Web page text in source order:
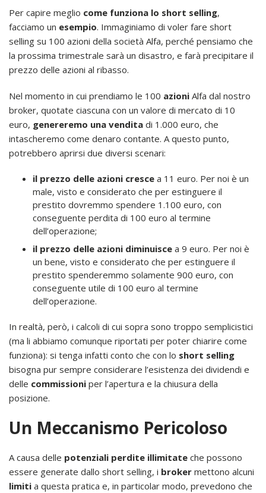
Per capire meglio come funziona lo short selling,
facciamo un esempio. Immaginiamo di voler fare short
selling su 100 azioni della società Alfa, perché pensiamo che
la prossima trimestrale sarà un disastro, e farà precipitare il
prezzo delle azioni al ribasso.
Nel momento in cui prendiamo le 100 azioni Alfa dal nostro
broker, quotate ciascuna con un valore di mercato di 10
euro, genereremo una vendita di 1.000 euro, che
intascheremo come denaro contante. A questo punto,
potrebbero aprirsi due diversi scenari:
il prezzo delle azioni cresce a 11 euro. Per noi è un
male, visto e considerato che per estinguere il
prestito dovremmo spendere 1.100 euro, con
conseguente perdita di 100 euro al termine
dell’operazione;
il prezzo delle azioni diminuisce a 9 euro. Per noi è
un bene, visto e considerato che per estinguere il
prestito spenderemmo solamente 900 euro, con
conseguente utile di 100 euro al termine
dell’operazione.
In realtà, però, i calcoli di cui sopra sono troppo semplicistici
(ma li abbiamo comunque riportati per poter chiarire come
funziona): si tenga infatti conto che con lo short selling
bisogna pur sempre considerare l’esistenza dei dividendi e
delle commissioni per l’apertura e la chiusura della
posizione.
Un Meccanismo Pericoloso
A causa delle potenziali perdite illimitate che possono
essere generate dallo short selling, i broker mettono alcuni
limiti a questa pratica e, in particolar modo, prevedono che